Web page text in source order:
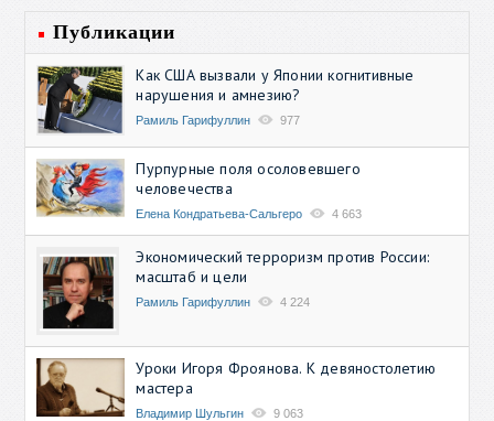
Публикации
Как США вызвали у Японии когнитивные
нарушения и амнезию?
Рамиль Гарифуллин 977
Пурпурные поля осоловевшего
человечества
Елена Кондратьева-Сальгеро 4 663
Экономический терроризм против России:
масштаб и цели
Рамиль Гарифуллин 4 224
Уроки Игоря Фроянова. К девяностолетию
мастера
Владимир Шульгин 9 063